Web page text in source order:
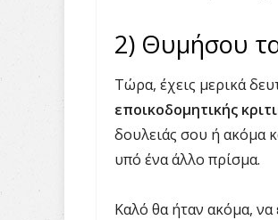
2) Θυμήσου
Τώρα, έχεις μερικά
εποικοδομητικής
δουλειάς σου ή ακόμα
υπό ένα άλλο πρίσμα.
Καλό θα ήταν ακόμα, να